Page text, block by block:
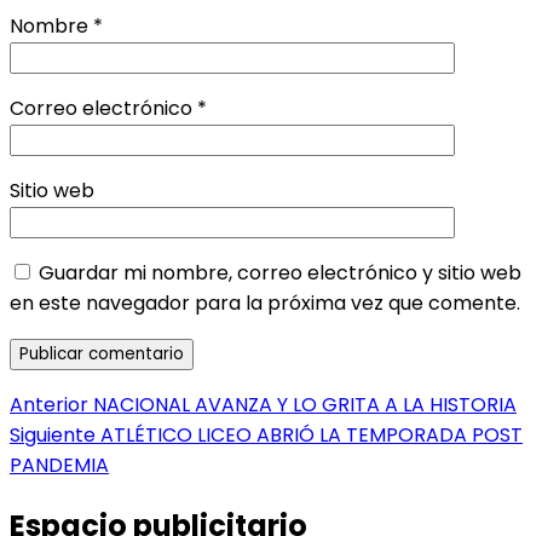
Nombre *
Correo electrónico *
Sitio web
Guardar mi nombre, correo electrónico y sitio web
en este navegador para la próxima vez que comente.
Navegación
de
Anterior Entrada
anterior:
NACIONAL AVANZA Y LO GRITA A LA HISTORIA
SiguienteEntrada
siguiente:
ATLÉTICO LICEO ABRIÓ LA TEMPORADA POST
PANDEMIA
Espacio publicitario